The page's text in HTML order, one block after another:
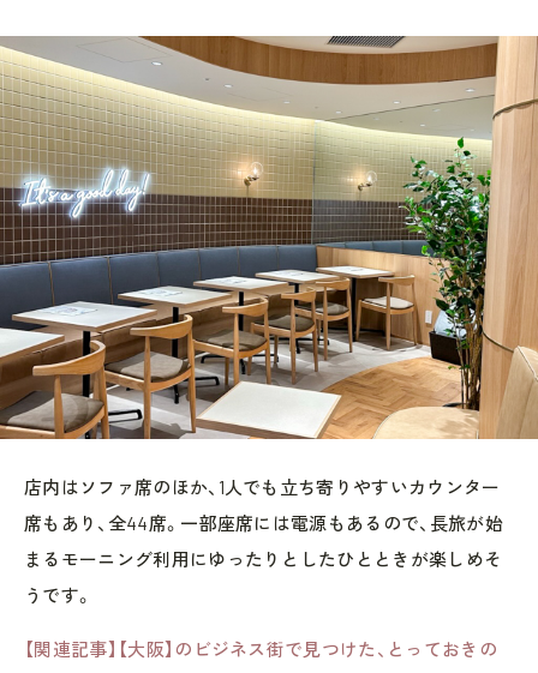
店内はソファ席のほか、1人でも立ち寄りやすいカウンター
席もあり、全44席。一部座席には電源もあるので、長旅が始
まるモーニング利用にゆったりとしたひとときが楽しめそ
うです。
【関連記事】【大阪】のビジネス街で見つけた、とっておきの